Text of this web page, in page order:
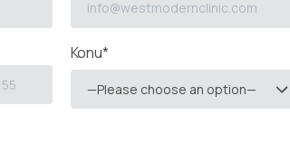
Konu*
—Please choose an option—